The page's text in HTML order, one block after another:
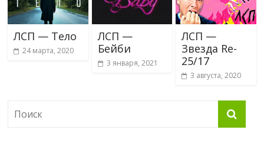
ЛСП — Тело
24 марта, 2020
ЛСП —
Бейби
3 января, 2021
ЛСП —
Звезда Re-
25/17
3 августа, 2020